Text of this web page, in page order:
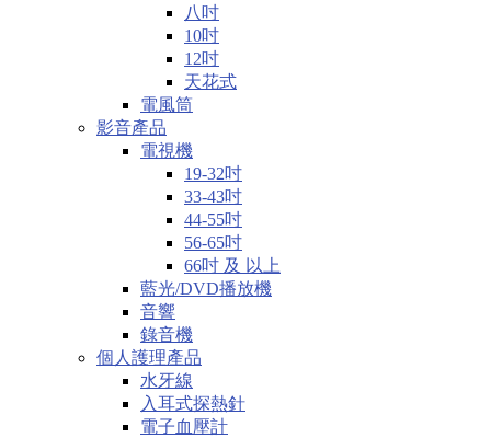
八吋
10吋
12吋
天花式
電風筒
影音產品
電視機
19-32吋
33-43吋
44-55吋
56-65吋
66吋 及 以上
藍光/DVD播放機
音響
錄音機
個人護理產品
水牙線
入耳式探熱針
電子血壓計